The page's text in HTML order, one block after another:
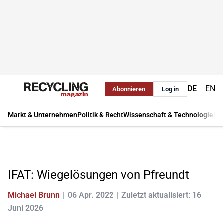
Abonnieren Log in DE EN
Markt & UnternehmenPolitik & RechtWissenschaft & Technologie
IFAT: Wiegelösungen von Pfreundt
Michael Brunn 06 Apr. 2022
Zuletzt aktualisiert: 16
Juni 2026